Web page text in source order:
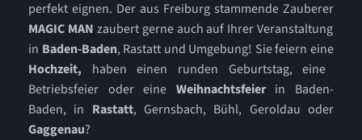
Kontakt
perfekt eignen. Der aus Freiburg stammende Zauberer
MAGIC MAN zaubert gerne auch auf Ihrer Veranstaltung
in Baden-Baden, Rastatt und Umgebung! Sie feiern eine
Hochzeit, haben einen runden Geburtstag, eine
Betriebsfeier oder eine Weihnachtsfeierin Baden-
Baden, in Rastatt, Gernsbach, Bühl, Geroldau oder
Gaggenau?